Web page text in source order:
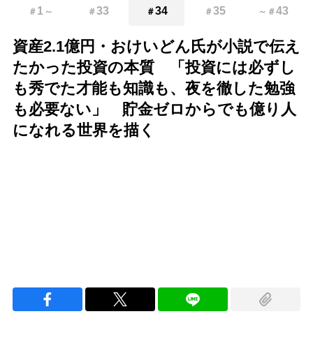
＃ 1 ～ ＃33 ＃34 ＃35 ～ ＃43
資産2.1億円・おけいどん氏が小説で伝え
たかった投資の本質 「投資には必ずし
も秀でた才能も知識も、夜を徹した勉強
も必要ない」 貯金ゼロからでも億り人
になれる世界を描く